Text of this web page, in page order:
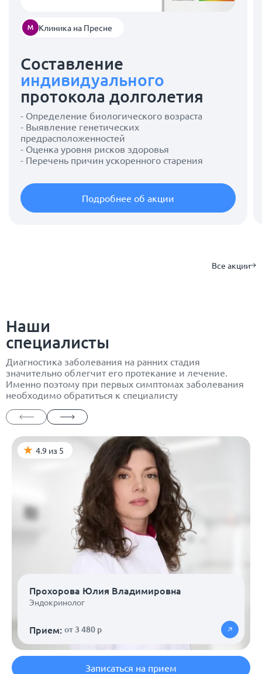
Клиника на Пресне
Составление
индивидуального
протокола долголетия
- Определение биологического возраста
- Выявление генетических
предрасположенностей
- Оценка уровня рисков здоровья
- Перечень причин ускоренного старения
Подробнее об акции
Все акции
Наши
специалисты
Диагностика заболевания на ранних стадия
значительно облегчит его протекание и лечение.
Именно поэтому при первых симптомах заболевания
необходимо обратиться к специалисту
4.9 из 5
Прохорова Юлия Владимировна
Эндокринолог
Прием: от 3 480 р
Записаться на прием